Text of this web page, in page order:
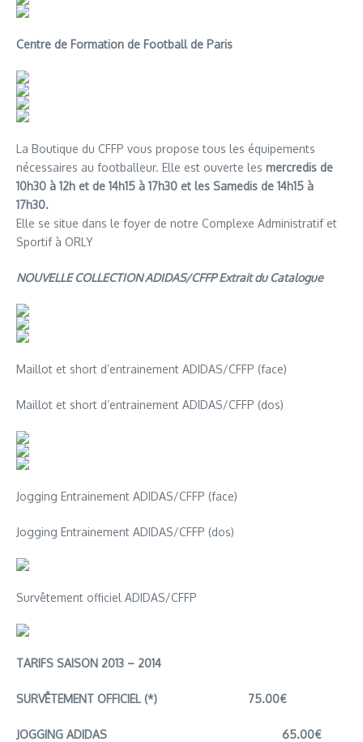
Centre de Formation de Football de Paris
La Boutique du CFFP vous propose tous les équipements
nécessaires au footballeur. Elle est ouverte les mercredis de
10h30 à 12h et de 14h15 à 17h30 et les Samedis de 14h15 à
17h30.
Elle se situe dans le foyer de notre Complexe Administratif et
Sportif à ORLY
NOUVELLE COLLECTION ADIDAS/CFFP Extrait du Catalogue
Maillot et short d’entrainement ADIDAS/CFFP (face)
Maillot et short d’entrainement ADIDAS/CFFP (dos)
Jogging Entrainement ADIDAS/CFFP (face)
Jogging Entrainement ADIDAS/CFFP (dos)
Survêtement officiel ADIDAS/CFFP
TARIFS SAISON 2013 – 2014
SURVÊTEMENT OFFICIEL (*) 75.00€
JOGGING ADIDAS 65.00€